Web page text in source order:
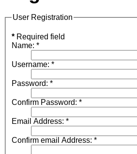
User Registration
* Required field
Name: *
Username: *
Password: *
Confirm Password: *
Email Address: *
Confirm email Address: *